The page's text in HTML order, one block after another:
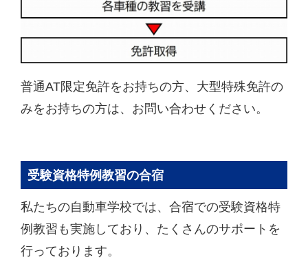
普通AT限定免許をお持ちの方、大型特殊免許の
みをお持ちの方は、お問い合わせください。
受験資格特例教習の合宿
私たちの自動車学校では、合宿での受験資格特
例教習も実施しており、たくさんのサポートを
行っております。